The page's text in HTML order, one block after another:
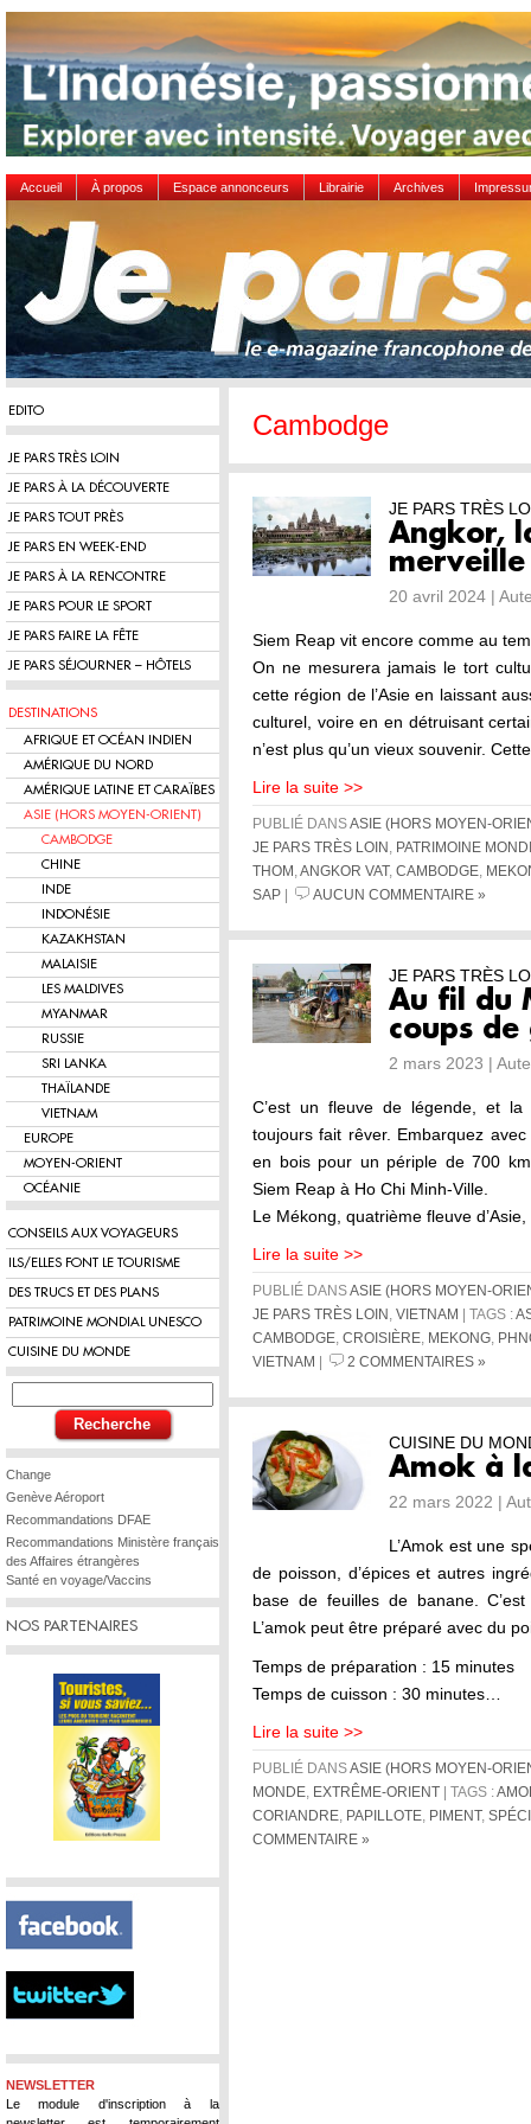
Accueil À propos Espace annonceurs Librairie Archives
EDITO
JE PARS TRÈS LOIN
JE PARS À LA DÉCOUVERTE
JE PARS TOUT PRÈS
JE PARS EN WEEK-END
JE PARS À LA RENCONTRE
JE PARS POUR LE SPORT
JE PARS FAIRE LA FÊTE
JE PARS SÉJOURNER – HÔTELS
DESTINATIONS
AFRIQUE ET OCÉAN INDIEN
AMÉRIQUE DU NORD
AMÉRIQUE LATINE ET CARAÏBES
ASIE (HORS MOYEN-ORIENT)
CAMBODGE
CHINE
INDE
INDONÉSIE
KAZAKHSTAN
MALAISIE
LES MALDIVES
MYANMAR
RUSSIE
SRI LANKA
THAÏLANDE
VIETNAM
EUROPE
MOYEN-ORIENT
OCÉANIE
CONSEILS AUX VOYAGEURS
ILS/ELLES FONT LE TOURISME
DES TRUCS ET DES PLANS
PATRIMOINE MONDIAL UNESCO
CUISINE DU MONDE
Change
Genève Aéroport
Recommandations DFAE
Recommandations Ministère français
des Affaires étrangères
Santé en voyage/Vaccins
NOS PARTENAIRES
NEWSLETTER
Le module d'inscription à la
Cambodge
JE PARS TRÈS
Angkor,
20 avril 2024 |
Siem Reap vit encore comme au
On ne mesurera jamais le tort
cette région de l’Asie en laissant
culturel, voire en en détruisant
n’est plus qu’un vieux souvenir.
Lire la suite >>
PUBLIÉ DANSASIE (HORS MOYEN-
JE PARS TRÈS LOIN
PATRIMOINE
THOM ANGKOR VAT, CAMBODGE
SAP
AUCUN COMMENTAIRE »
JE PARS TRÈS
Au fil du
coups
2 mars 2023 |
C’est un fleuve de légende, et
toujours fait rêver. Embarquez
en bois pour un périple de 700
Siem Reap à Ho Chi Minh-Ville.
Le Mékong, quatrième fleuve
Lire la suite >>
PUBLIÉ DANSASIE (HORS MOYEN-
JE PARS TRÈS LOIN
VIETNAM | TAGS :
CAMBODGE CROISIÈRE MEKONG
VIETNAM
2 COMMENTAIRES »
CUISINE DU
Amok à
22 mars 2022 |
L’Amok est une
de poisson, d’épices et autres
base de feuilles de banane.
L’amok peut être préparé avec du
Temps de préparation : 15 minutes
Temps de cuisson : 30 minutes…
Lire la suite >>
PUBLIÉ DANSASIE (HORS MOYEN-
MONDE
EXTRÊME-ORIENT | TAGS :
CORIANDRE
PAPILLOTE PIMENT,
COMMENTAIRE »